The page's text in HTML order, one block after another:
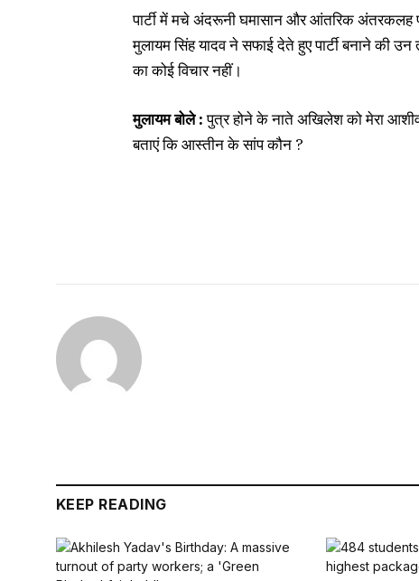
पार्टी में मचे अंदरूनी घमासान और आंतरिक अंतरकलह
मुलायम सिंह यादव ने सफाई देते हुए पार्टी बनाने की
का कोई विचार नहीं।
मुलायम बोले :पुत्र होने के नाते अखिलेश को मेरा
बताएं कि आस्तीन के सांप कौन
KEEP READING